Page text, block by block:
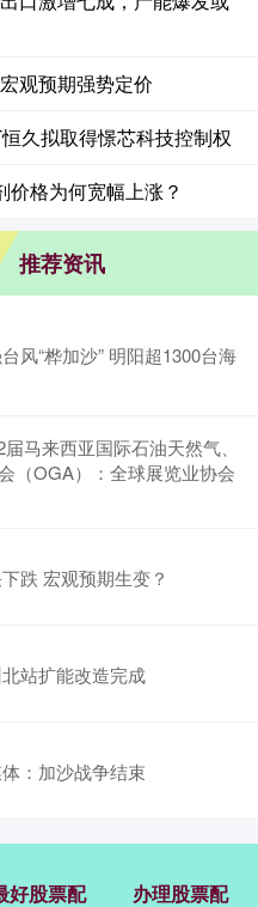
观预期强势定价
久拟取得憬芯科技控制权
格为何宽幅上涨？
推荐资讯
风“桦加沙” 明阳超1300台海
马来西亚国际石油天然气、
（OGA）：全球展览业协会
跌 宏观预期生变？
站扩能改造完成
：加沙战争结束
好股票配 办理股票配